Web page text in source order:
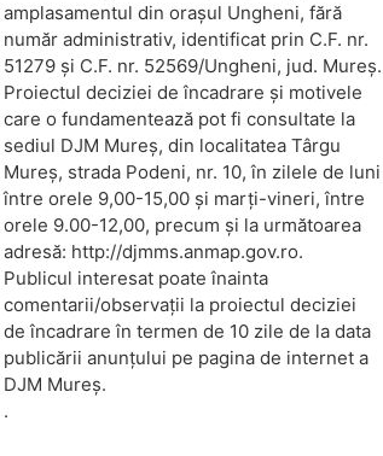
amplasamentul din orașul Ungheni, fără
număr administrativ, identificat prin C.F. nr.
51279 și C.F. nr. 52569/Ungheni, jud. Mureș.
Proiectul deciziei de încadrare și motivele
care o fundamentează pot fi consultate la
sediul DJM Mureș, din localitatea Târgu
Mureș, strada Podeni, nr. 10, în zilele de luni
între orele 9,00-15,00 și marți-vineri, între
orele 9.00-12,00, precum și la următoarea
adresă: http://djmms.anmap.gov.ro.
Publicul interesat poate înainta
comentarii/observații la proiectul deciziei
de încadrare în termen de 10 zile de la data
publicării anunțului pe pagina de internet a
DJM Mureș.
.